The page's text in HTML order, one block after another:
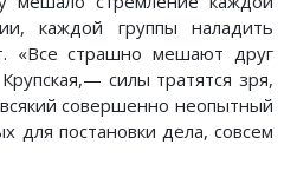
каждой группы наладить
«Все страшно мешают друг
силы тратятся зря,
совершенно неопытный
для постановки дела, совсем